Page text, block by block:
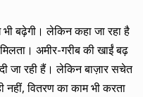
बढ़ेगी। लेकिन कहा जा रहा है
अमीर-गरीब की खाईं बढ़
जा रही हैं। लेकिन बाज़ार सचेत
वितरण का काम भी करता